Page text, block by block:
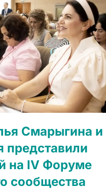
Смарыгина и
представили
на IV Форуме
сообщества